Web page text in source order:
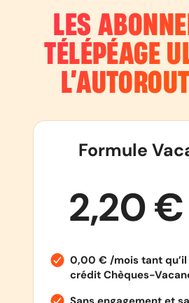
LES
TÉLÉPÉAGE
Formule
2,20 €
0,00 € /mois tant
crédit Chèques-